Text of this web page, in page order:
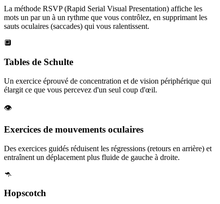
La méthode RSVP (Rapid Serial Visual Presentation) affiche les
mots un par un à un rythme que vous contrôlez, en supprimant les
sauts oculaires (saccades) qui vous ralentissent.
🔲
Tables de Schulte
Un exercice éprouvé de concentration et de vision périphérique qui
élargit ce que vous percevez d'un seul coup d'œil.
👁️
Exercices de mouvements oculaires
Des exercices guidés réduisent les régressions (retours en arrière) et
entraînent un déplacement plus fluide de gauche à droite.
🦘
Hopscotch